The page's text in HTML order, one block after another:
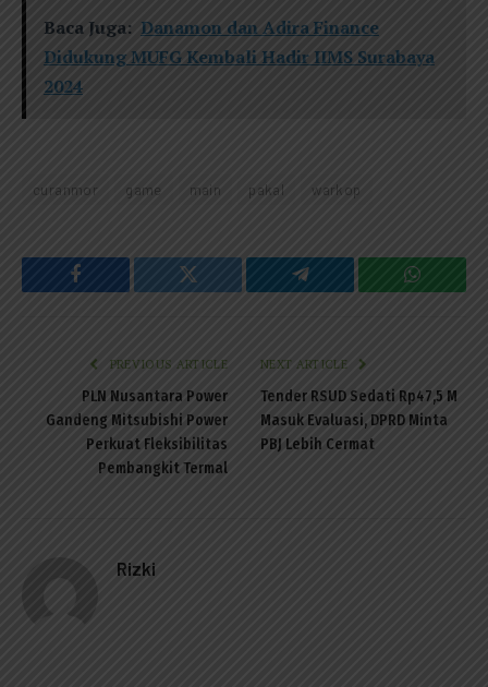
Baca Juga: Danamon dan Adira Finance
Didukung MUFG Kembali Hadir IIMS Surabaya
2024
curanmor game main pakal warkop
Facebook Twitter Telegram
PREVIOUS ARTICLE
PLN Nusantara Power
Gandeng Mitsubishi Power
Perkuat Fleksibilitas
Pembangkit Termal
NEXT ARTICLE
Tender RSUD Sedati Rp47,5 M
Masuk Evaluasi, DPRD Minta
PBJ Lebih Cermat
Rizki